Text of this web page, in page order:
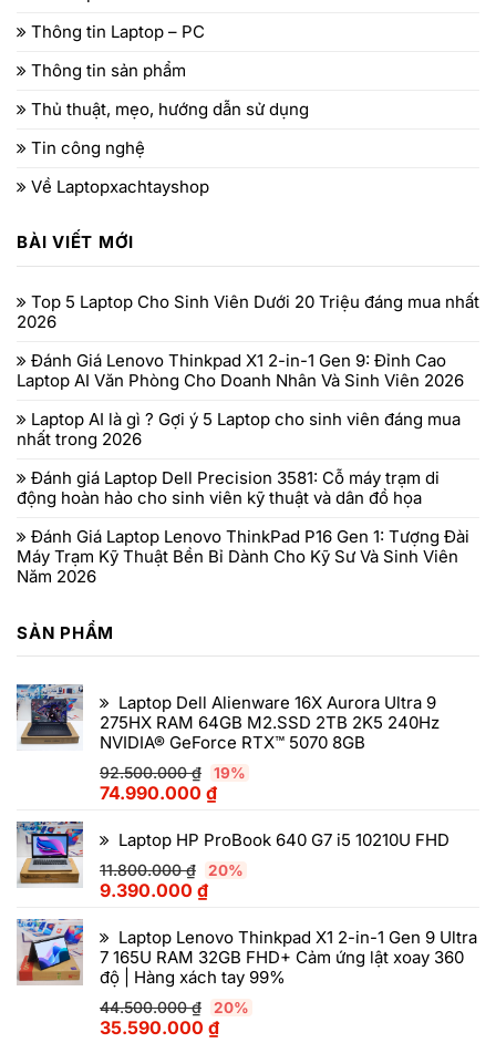
Thông tin Laptop – PC
Thông tin sản phẩm
Thủ thuật, mẹo, hướng dẫn sử dụng
Tin công nghệ
Về Laptopxachtayshop
BÀI VIẾT MỚI
Top 5 Laptop Cho Sinh Viên Dưới 20 Triệu đáng mua nhất
2026
Đánh Giá Lenovo Thinkpad X1 2-in-1 Gen 9: Đỉnh Cao
Laptop AI Văn Phòng Cho Doanh Nhân Và Sinh Viên 2026
Laptop AI là gì ? Gợi ý 5 Laptop cho sinh viên đáng mua
nhất trong 2026
Đánh giá Laptop Dell Precision 3581: Cỗ máy trạm di
động hoàn hảo cho sinh viên kỹ thuật và dân đồ họa
Đánh Giá Laptop Lenovo ThinkPad P16 Gen 1: Tượng Đài
Máy Trạm Kỹ Thuật Bền Bỉ Dành Cho Kỹ Sư Và Sinh Viên
Năm 2026
SẢN PHẨM
Laptop Dell Alienware 16X Aurora Ultra 9
275HX RAM 64GB M2.SSD 2TB 2K5 240Hz
NVIDIA® GeForce RTX™ 5070 8GB
92.500.000₫ 19%
74.990.000 ₫
Laptop HP ProBook 640 G7 i5 10210U FHD
11.800.000₫ 20%
9.390.000 ₫
Laptop Lenovo Thinkpad X1 2-in-1 Gen 9 Ultra
7 165U RAM 32GB FHD+ Cảm ứng lật xoay 360
độ | Hàng xách tay 99%
44.500.000₫ 20%
35.590.000 ₫